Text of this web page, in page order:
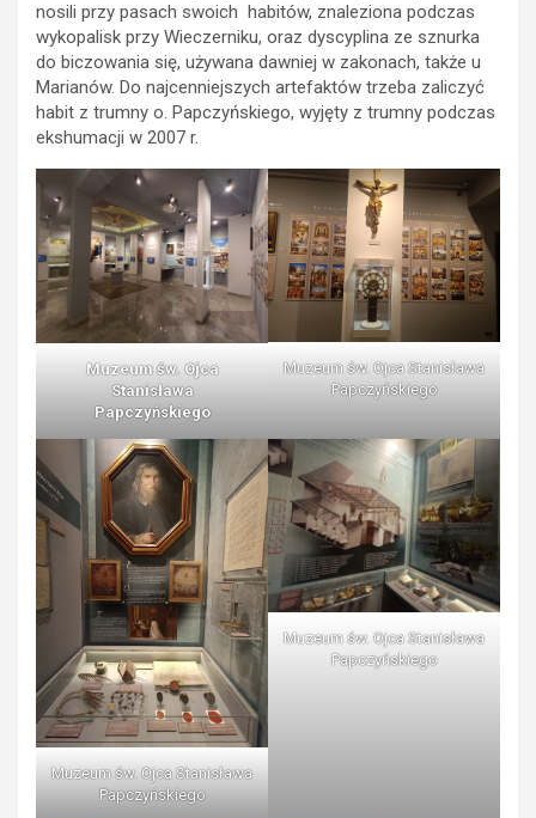
nosili przy pasach swoich habitów, znaleziona podczas
wykopalisk przy Wieczerniku, oraz dyscyplina ze sznurka
do biczowania się, używana dawniej w zakonach, także u
Marianów. Do najcenniejszych artefaktów trzeba zaliczyć
habit z trumny o. Papczyńskiego, wyjęty z trumny podczas
ekshumacji w 2007 r.
Muzeum św. Ojca
Stanisława
Papczyńskiego
Muzeum św. Ojca Stanisława
Papczyńskiego
Muzeum św. Ojca Stanisława
Papczyńskiego
Muzeum św. Ojca Stanisława
Papczyńskiego